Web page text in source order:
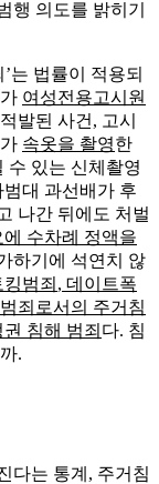
행 의도를 밝히기
는 법률이 적용되
여성전용고시원
발된 사건, 고시
속옷을 촬영한
수 있는 신체촬영
대 과선배가 후
나간 뒤에도 처벌
수차례 정액을
하기에 석연치 않
범죄 , 데이트폭
죄로서의 주거침
침해 범죄 다. 침
.
다는 통계, 주거침